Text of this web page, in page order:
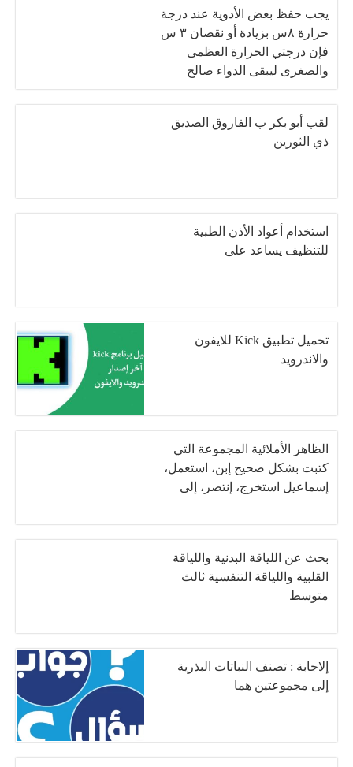
يجب حفظ بعض الأدوية عند درجة
حرارة ٨س بزيادة أو نقصان ٣ س
فإن درجتي الحرارة العظمى
والصغرى ليبقى الدواء صالح
للإستعمال
لقب أبو بكر ب الفاروق الصديق
ذي الثورين
استخدام أعواد الأذن الطبية
للتنظيف يساعد على
تحميل تطبيق Kick للايفون
والاندرويد
الظاهر الأملائية المجموعة التي
كتبت بشكل صحيح إبن، استعمل،
إسماعيل استخرج، إنتصر، إلى
بحث عن اللياقة البدنية واللياقة
القلبية واللياقة التنفسية ثالث
متوسط
إلاجابة : تصنف النباتات البذرية
إلى مجموعتين هما